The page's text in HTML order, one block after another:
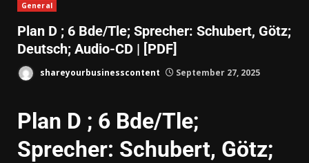
General
Plan D ; 6 Bde/Tle; Sprecher: Schubert, Götz;
Deutsch; Audio-CD | [PDF]
shareyourbusinesscontent September 27, 2025
Plan D ; 6 Bde/Tle;
Sprecher: Schubert, Götz;